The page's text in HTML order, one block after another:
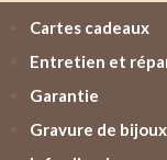
Cartes cadeaux
Entretien et
Garantie
Gravure de bijoux